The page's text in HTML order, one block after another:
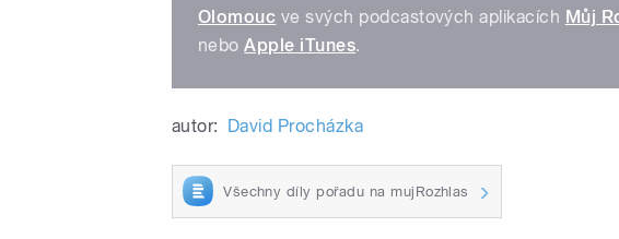
Olomouc ve svých podcastových aplikacích Můj
neboApple iTunes.
autor: David Procházka
Všechny díly pořadu na mujRozhlas